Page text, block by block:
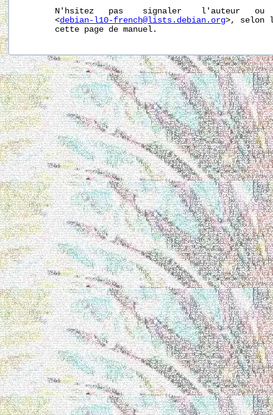
N'hsitez   pas    signaler    l'auteur   ou
       <
debian-l10-french@lists.debian.org>, selon